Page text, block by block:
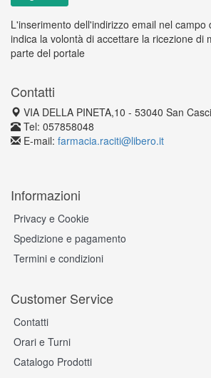
L'inserimento dell'indirizzo email nel campo
indica la volontà di accettare la ricezione di
parte del portale
Contatti
VIA DELLA PINETA,10 - 53040 San
Tel: 057858048
E-mail: farmacia.raciti@libero.it
Informazioni
Privacy e Cookie
Spedizione e pagamento
Termini e condizioni
Customer Service
Contatti
Orari e Turni
Catalogo Prodotti